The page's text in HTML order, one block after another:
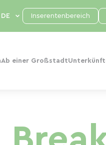
Ab einer Großstadt
Inserentenbereich